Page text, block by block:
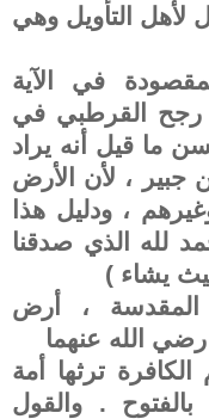
لأهل التأويل وهي
في الآية
رجح القرطبي في
ما قيل أنه يراد
جبير ، لأن الأرض
، ودليل هذا
لله الذي صدقنا
يشاء )
، أرض
الله عنهما
ترثها أمة
. والقول